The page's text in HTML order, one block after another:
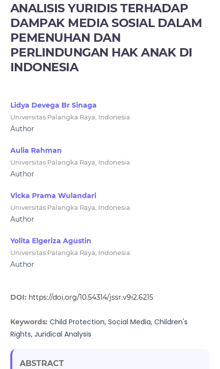
ANALISIS YURIDIS TERHADAP
DAMPAK MEDIA SOSIAL DALAM
PEMENUHAN DAN
PERLINDUNGAN HAK ANAK DI
INDONESIA
Lidya Devega Br Sinaga
Universitas Palangka Raya, Indonesia
Author
Aulia Rahman
Universitas Palangka Raya, Indonesia
Author
Vicka Prama Wulandari
Universitas Palangka Raya, Indonesia
Author
Yolita Elgeriza Agustin
Universitas Palangka Raya, Indonesia
Author
DOI: https://doi.org/10.54314/jssr.v9i2.6215
Keywords: Child Protection, Social Media, Children's
Rights, Juridical Analysis
ABSTRACT